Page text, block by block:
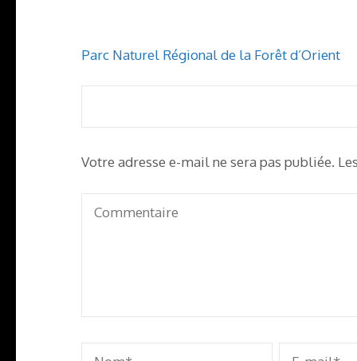
Navigation
Parc Naturel Régional de la Forêt d’Orient
Votre adresse e-mail ne sera pas publiée.